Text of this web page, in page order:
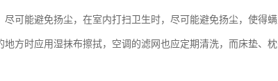
尽可能避免扬尘，在室内打扫卫生时，尽可能避免扬尘，使得
地方时应用湿抹布擦拭，空调的滤网也应定期清洗，而床垫、